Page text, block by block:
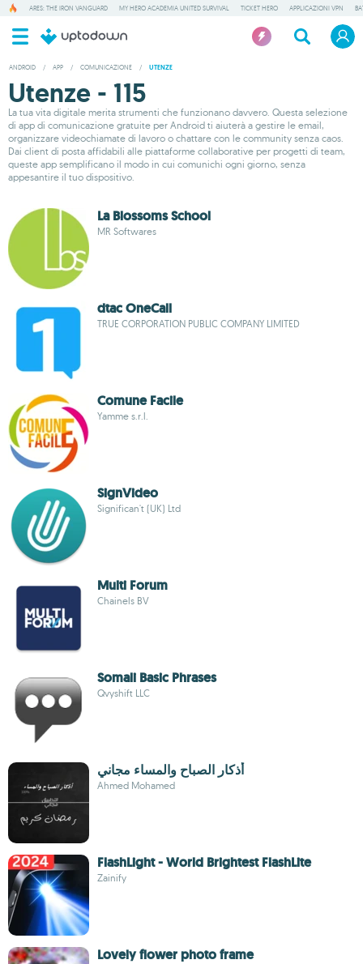
ARES: THE IRON VANGUARD MY HERO ACADEMIA UNITED SURVIVAL TICKET HERO APPLICAZIONI VPN
ANDROID / APP / COMUNICAZIONE / UTENZE
Utenze - 115
La tua vita digitale merita strumenti che funzionano davvero. Questa selezione
di app di comunicazione gratuite per Android ti aiuterà a gestire le email,
organizzare videochiamate di lavoro o chattare con le community senza caos.
Dai client di posta affidabili alle piattaforme collaborative per progetti di team,
queste app semplificano il modo in cui comunichi ogni giorno, senza
appesantire il tuo dispositivo.
La Blossoms School
MR Softwares
dtac OneCall
TRUE CORPORATION PUBLIC COMPANY LIMITED
Comune Facile
Yamme s.r.l.
SignVideo
Significan't (UK) Ltd
Multi Forum
Chainels BV
Somali Basic Phrases
Qvyshift LLC
أذكار الصباح والمساء مجاني
Ahmed Mohamed
FlashLight - World Brightest FlashLite
Zainify
Lovely flower photo frame